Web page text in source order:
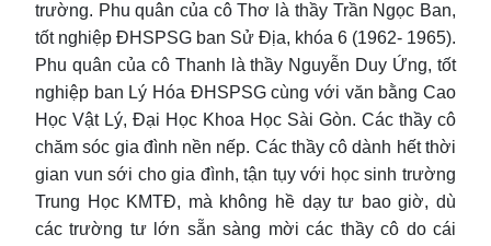
trường. Phu quân của cô Thơ là thầy Trần Ngọc Ban,
tốt nghiệp ĐHSPSG ban Sử Địa, khóa 6 (1962- 1965).
Phu quân của cô Thanh là thầy Nguyễn Duy Ứng, tốt
nghiệp ban Lý Hóa ĐHSPSG cùng với văn bằng Cao
Học Vật Lý, Đại Học Khoa Học Sài Gòn. Các thầy cô
chăm sóc gia đình nền nếp. Các thầy cô dành hết thời
gian vun sới cho gia đình, tận tụy với học sinh trường
Trung Học KMTĐ, mà không hề dạy tư bao giờ, dù
các trường tư lớn sẵn sàng mời các thầy cô do cái